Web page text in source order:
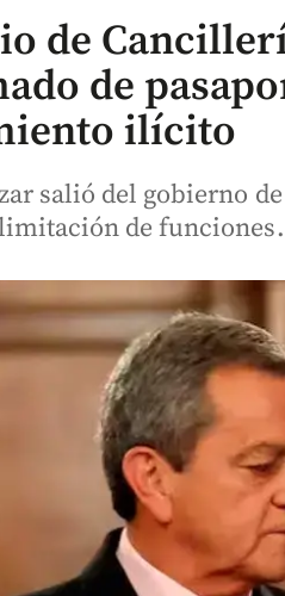
de
de
ilícito
salió del gobierno
de funciones.